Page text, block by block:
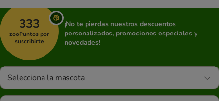
333
zooPuntos por
suscribirte
¡No te pierdas nuestros descuentos
personalizados, promociones especiales y
novedades!
Selecciona la mascota